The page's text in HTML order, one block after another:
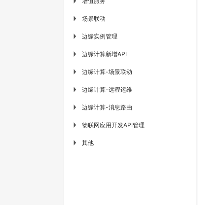
▶ 场景联动
▶ 边缘实例管理
▶ 边缘计算新增API
▶ 边缘计算-场景联动
▶ 边缘计算-远程运维
▶ 边缘计算-消息路由
▶ 物联网应用开发API管理
▶ 其他